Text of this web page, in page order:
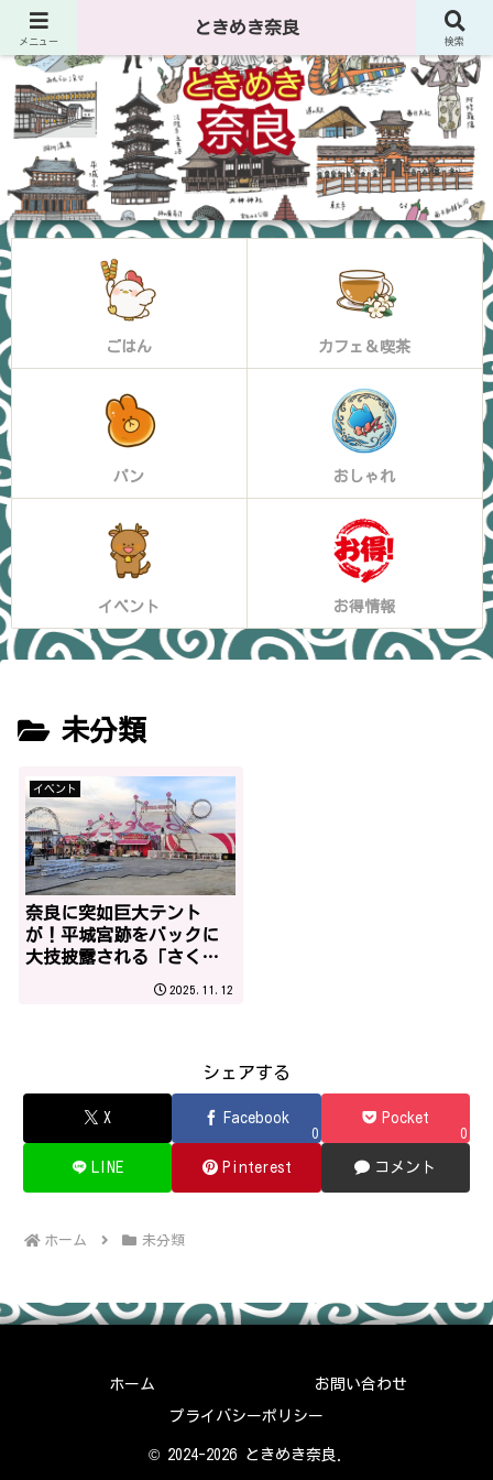
ごはん カフェ＆喫茶
パン おしゃれ
イベント お得情報
未分類
イベント
奈良に突如巨大テント
が！平城宮跡をバックに
大技披露される「さくら
サーカス」とは？
2025.11.12
シェアする
X Facebook
0
Pocket
0
LINE Pinterest コメント
ホーム 未分類
ホーム お問い合わせ
プライバシーポリシー
© 2024-2026 ときめき奈良.
メニュー
ときめき奈良
検索